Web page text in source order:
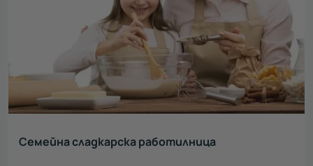
Семейна сладкарска работилница